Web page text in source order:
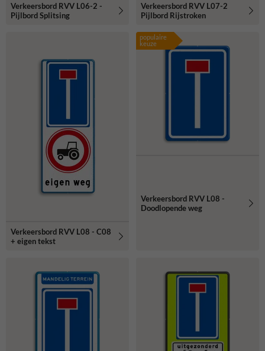
Verkeersbord RVV L06-2 -
Pijlbord Splitsing
Verkeersbord RVV L07-2
Pijlbord Rijstroken
Verkeersbord RVV L08 - C08
+ eigen tekst
populaire
keuze
Verkeersbord RVV L08 -
Doodlopende weg